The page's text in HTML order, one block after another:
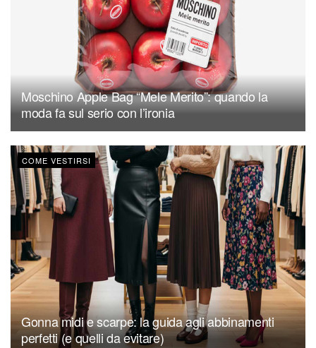
Moschino Apple Bag “Mele Merito”: quando la
moda fa sul serio con l’ironia
COME VESTIRSI
Gonna midi e scarpe: la guida agli abbinamenti
perfetti (e quelli da evitare)